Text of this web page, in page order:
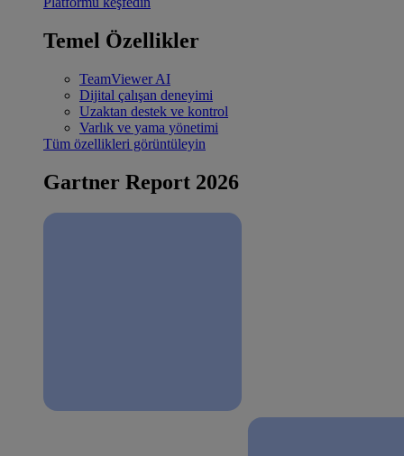
Temel Özellikler
TeamViewer AI
Dijital çalışan deneyimi
Uzaktan destek ve kontrol
Varlık ve yama yönetimi
Tüm özellikleri görüntüleyin
Gartner Report 2026